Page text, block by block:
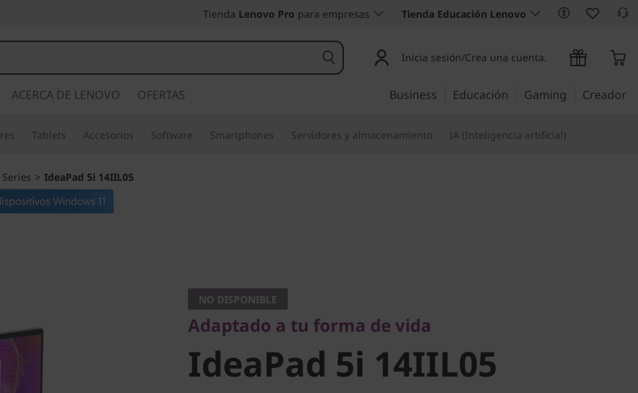
Tienda Lenovo Pro para empresas Tienda Educación Lenovo
Inicia sesión/Crea una cuenta.
ACERCA DE LENOVO OFERTAS Business Educación Gaming Creador
Tablets Accesorios Software Smartphones Servidores y almacenamiento IA (Inteligencia artificial)
Series > IdeaPad 5i 14IIL05
IdeaPad 5i
14IIL05
NO DISPONIBLE
Adaptado a tu forma de vida
IdeaPad 5i 14IIL05